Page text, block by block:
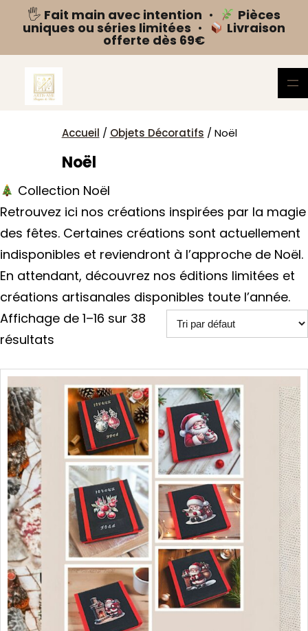
🖐️ Fait main avec intention • Pièces
uniques ou séries limitées • Livraison
offerte dès 69€
Accueil / Objets Décoratifs / Noël
Noël
Collection Noël
Retrouvez ici nos créations inspirées par la magie
des fêtes. Certaines créations sont actuellement
indisponibles et reviendront à l’approche de Noël.
En attendant, découvrez nos éditions limitées et
créations artisanales disponibles toute l’année.
Affichage de 1–16 sur 38
résultats